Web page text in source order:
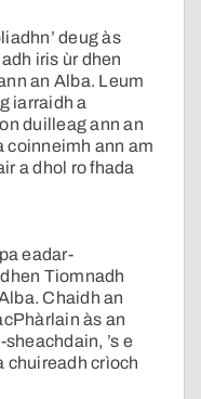
deug às
iris ùr dhen
an Alba. Leum
iarraidh a
duilleag ann an
coinneimh ann am
a dhol ro fhada
eadar-
Tiomnadh
Chaidh an
às an
’s e
chuireadh crìoch